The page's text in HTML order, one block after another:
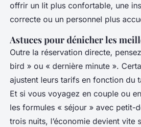
offrir un lit plus confortable, une
correcte ou un personnel plus
Astuces pour dénicher les
Outre la réservation directe,
bird » ou « dernière minute ».
ajustent leurs tarifs en fonction du
Et si vous voyagez en couple ou
les formules « séjour » avec petit-
trois nuits, l’économie devient vite